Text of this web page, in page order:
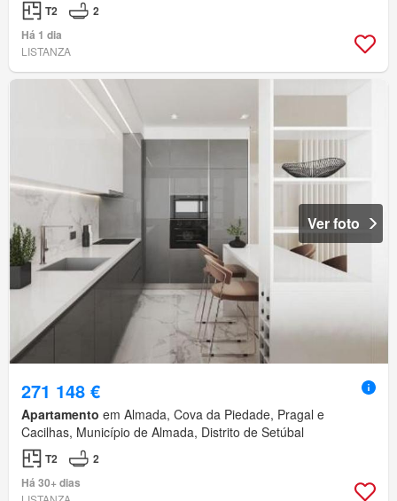
T2
2
Há 1 dia
LISTANZA
Ver foto
271 148 €
Apartamento em Almada, Cova da Piedade, Pragal e
Cacilhas, Município de Almada, Distrito de Setúbal
T2
2
Há 30+ dias